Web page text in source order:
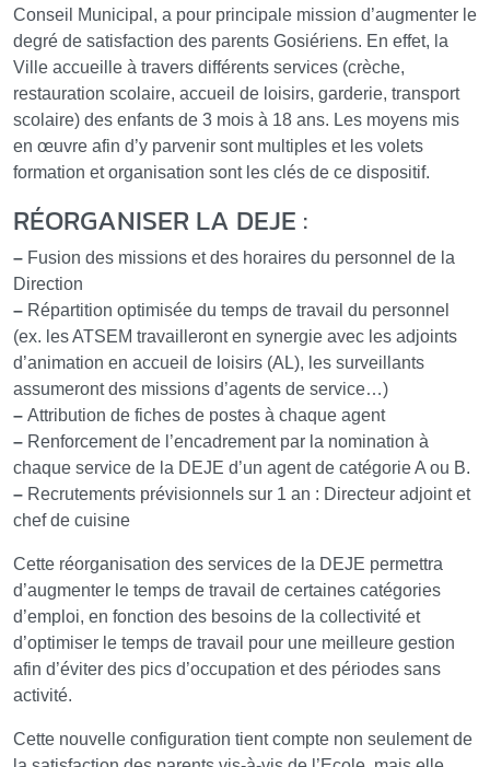
Conseil Municipal, a pour principale mission d’augmenter le
degré de satisfaction des parents Gosiériens. En effet, la
Ville accueille à travers différents services (crèche,
restauration scolaire, accueil de loisirs, garderie, transport
scolaire) des enfants de 3 mois à 18 ans. Les moyens mis
en œuvre afin d’y parvenir sont multiples et les volets
formation et organisation sont les clés de ce dispositif.
RÉORGANISER LA DEJE :
– Fusion des missions et des horaires du personnel de la
Direction
– Répartition optimisée du temps de travail du personnel
(ex. les ATSEM travailleront en synergie avec les adjoints
d’animation en accueil de loisirs (AL), les surveillants
assumeront des missions d’agents de service…)
– Attribution de fiches de postes à chaque agent
– Renforcement de l’encadrement par la nomination à
chaque service de la DEJE d’un agent de catégorie A ou B.
– Recrutements prévisionnels sur 1 an : Directeur adjoint et
chef de cuisine
Cette réorganisation des services de la DEJE permettra
d’augmenter le temps de travail de certaines catégories
d’emploi, en fonction des besoins de la collectivité et
d’optimiser le temps de travail pour une meilleure gestion
afin d’éviter des pics d’occupation et des périodes sans
activité.
Cette nouvelle configuration tient compte non seulement de